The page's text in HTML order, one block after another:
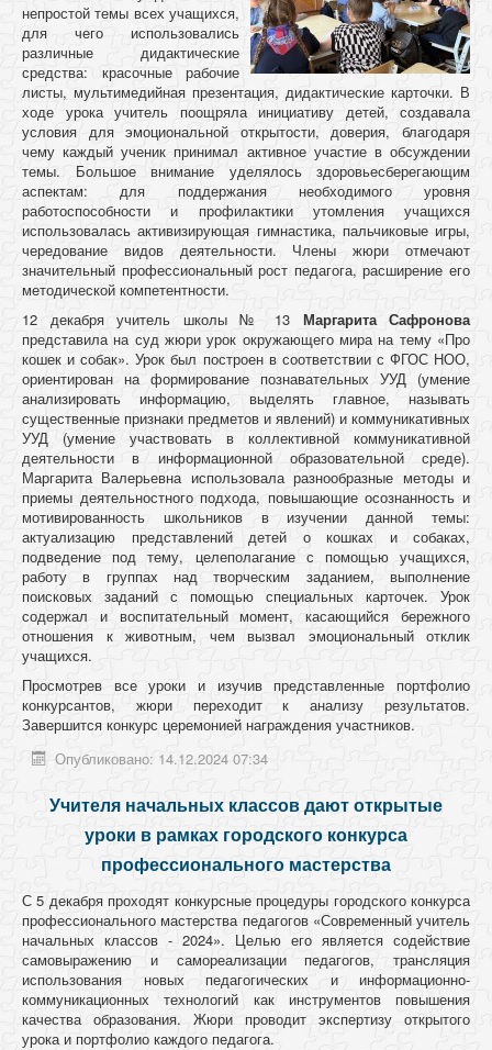
непростой темы всех учащихся,
для чего использовались
различные дидактические
средства: красочные рабочие
листы, мультимедийная презентация, дидактические карточки. В
ходе урока учитель поощряла инициативу детей, создавала
условия для эмоциональной открытости, доверия, благодаря
чему каждый ученик принимал активное участие в обсуждении
темы. Большое внимание уделялось здоровьесберегающим
аспектам: для поддержания необходимого уровня
работоспособности и профилактики утомления учащихся
использовалась активизирующая гимнастика, пальчиковые игры,
чередование видов деятельности. Члены жюри отмечают
значительный профессиональный рост педагога, расширение его
методической компетентности.
12 декабря учитель школы № 13 Маргарита Сафронова
представила на суд жюри урок окружающего мира на тему «Про
кошек и собак». Урок был построен в соответствии с ФГОС НОО,
ориентирован на формирование познавательных УУД (умение
анализировать информацию, выделять главное, называть
существенные признаки предметов и явлений) и коммуникативных
УУД (умение участвовать в коллективной коммуникативной
деятельности в информационной образовательной среде).
Маргарита Валерьевна использовала разнообразные методы и
приемы деятельностного подхода, повышающие осознанность и
мотивированность школьников в изучении данной темы:
актуализацию представлений детей о кошках и собаках,
подведение под тему, целеполагание с помощью учащихся,
работу в группах над творческим заданием, выполнение
поисковых заданий с помощью специальных карточек. Урок
содержал и воспитательный момент, касающийся бережного
отношения к животным, чем вызвал эмоциональный отклик
учащихся.
Просмотрев все уроки и изучив представленные портфолио
конкурсантов, жюри переходит к анализу результатов.
Завершится конкурс церемонией награждения участников.
Опубликовано: 14.12.2024 07:34
Учителя начальных классов дают открытые
уроки в рамках городского конкурса
профессионального мастерства
С 5 декабря проходят конкурсные процедуры городского конкурса
профессионального мастерства педагогов «Современный учитель
начальных классов - 2024». Целью его является содействие
самовыражению и самореализации педагогов, трансляция
использования новых педагогических и информационно-
коммуникационных технологий как инструментов повышения
качества образования. Жюри проводит экспертизу открытого
урока и портфолио каждого педагога.